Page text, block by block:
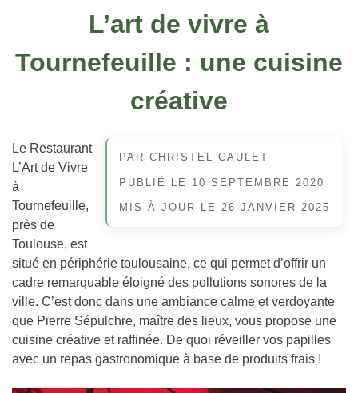
L’art de vivre à
Tournefeuille : une cuisine
créative
PAR CHRISTEL CAULET
PUBLIÉ LE 10 SEPTEMBRE 2020
MIS À JOUR LE 26 JANVIER 2025
Le Restaurant
L’Art de Vivre
à
Tournefeuille,
près de
Toulouse, est
situé en périphérie toulousaine, ce qui permet d’offrir un
cadre remarquable éloigné des pollutions sonores de la
ville. C’est donc dans une ambiance calme et verdoyante
que Pierre Sépulchre, maître des lieux, vous propose une
cuisine créative et raffinée. De quoi réveiller vos papilles
avec un repas gastronomique à base de produits frais !